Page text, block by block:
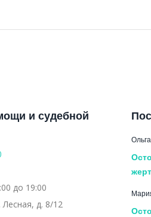
и судебной
до 19:00
д. 8/12
Ольга